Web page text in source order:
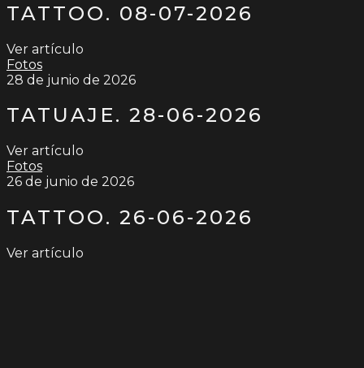
TATTOO. 08-07-2026
Ver artículo
Fotos
28 de junio de 2026
TATUAJE. 28-06-2026
Ver artículo
Fotos
26 de junio de 2026
TATTOO. 26-06-2026
Ver artículo